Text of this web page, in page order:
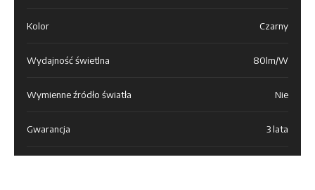
Kolor Czarny
Wydajność świetlna 80lm/W
Wymienne źródło światła Nie
Gwarancja 3 lata